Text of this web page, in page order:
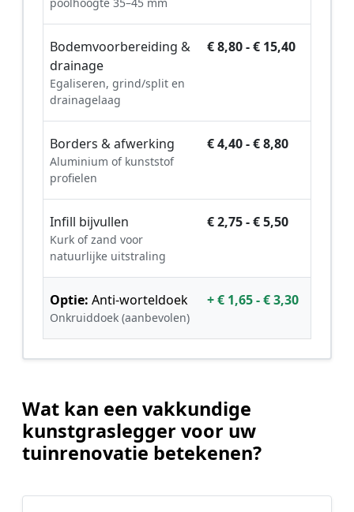
Bodemvoorbereiding &
drainage
Egaliseren, grind/split en
drainagelaag
€ 8,80 - € 15,40
Borders & afwerking
Aluminium of kunststof
profielen
€ 4,40 - € 8,80
Infill bijvullen
Kurk of zand voor
natuurlijke uitstraling
€ 2,75 - € 5,50
Optie: Anti-worteldoek
Onkruiddoek (aanbevolen)
+ € 1,65 - € 3,30
Wat kan een vakkundige
kunstgraslegger voor uw
tuinrenovatie betekenen?